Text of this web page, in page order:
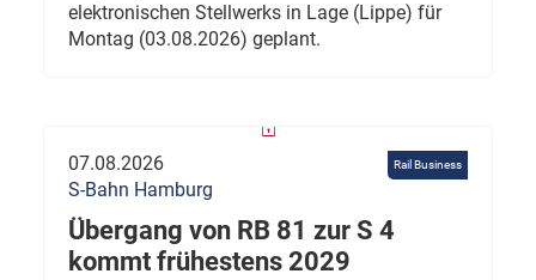
elektronischen Stellwerks in Lage (Lippe) für
Montag (03.08.2026) geplant.
Rail Business
07.08.2026
S-Bahn Hamburg
Übergang von RB 81 zur S 4
kommt frühestens 2029